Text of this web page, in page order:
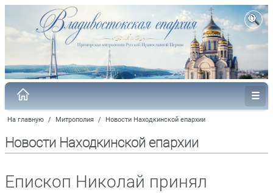
На главную / Митрополия / Новости Находкинской епархии
Новости Находкинской епархии
Епископ Николай принял